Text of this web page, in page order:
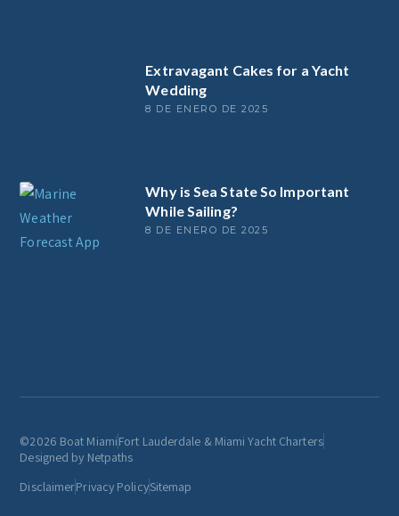
Extravagant Cakes for a Yacht
Wedding
8 DE ENERO DE 2025
Why is Sea State So Important
While Sailing?
8 DE ENERO DE 2025
©2026 Boat MiamiFort Lauderdale & Miami Yacht Charters
Designed by Netpaths
DisclaimerPrivacy PolicySitemap